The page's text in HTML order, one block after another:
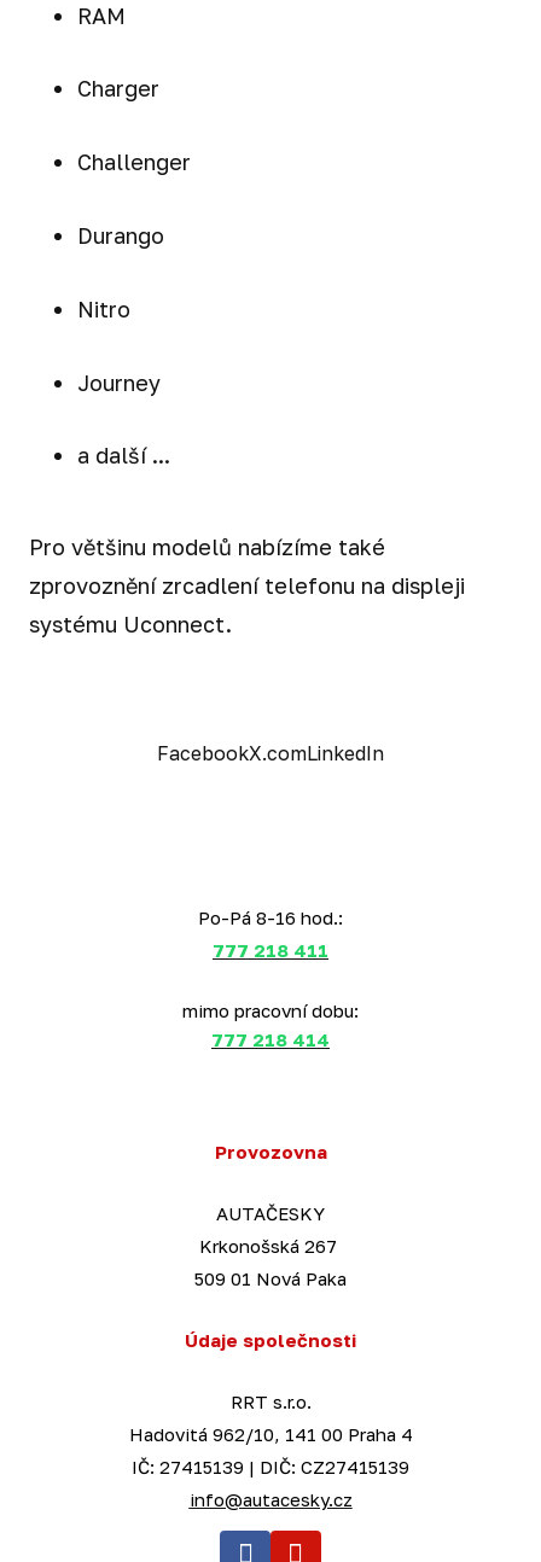
RAM
Charger
Challenger
Durango
Nitro
Journey
a další ...
Pro většinu modelů nabízíme také
zprovoznění zrcadlení telefonu na displeji
systému Uconnect.
FacebookX.comLinkedIn
Po-Pá 8-16 hod.:
777 218 411
mimo pracovní dobu:
777 218 414
Provozovna
AUTAČESKY
Krkonošská 267
509 01 Nová Paka
Údaje společnosti
RRT s.r.o.
Hadovitá 962/10, 141 00 Praha 4
IČ: 27415139 | DIČ: CZ27415139
info@autacesky.cz